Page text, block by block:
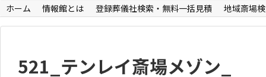
ホーム 情報館とは 登録葬儀社検索・無料一括見積 地域斎場
521_テンレイ斎場メゾン_